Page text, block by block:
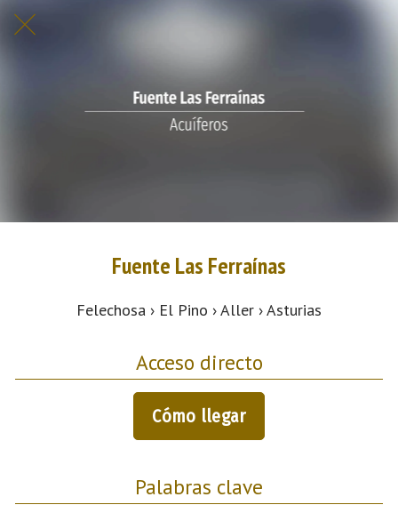
Fuente Las Ferraínas
Felechosa › El Pino › Aller › Asturias
Acceso directo
Cómo llegar
Palabras clave